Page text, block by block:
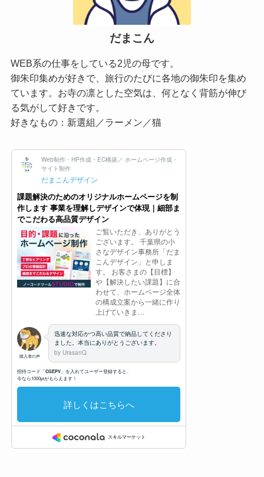
だまこん
WEB系の仕事をしている2児の母です。
御朱印集めが好きで、旅行のたびに各地の御朱印を集め
ています。お寺の凛とした空気は、何となく背筋が伸び
る気がして好きです。
好きなもの：新選組／ラーメン／猫